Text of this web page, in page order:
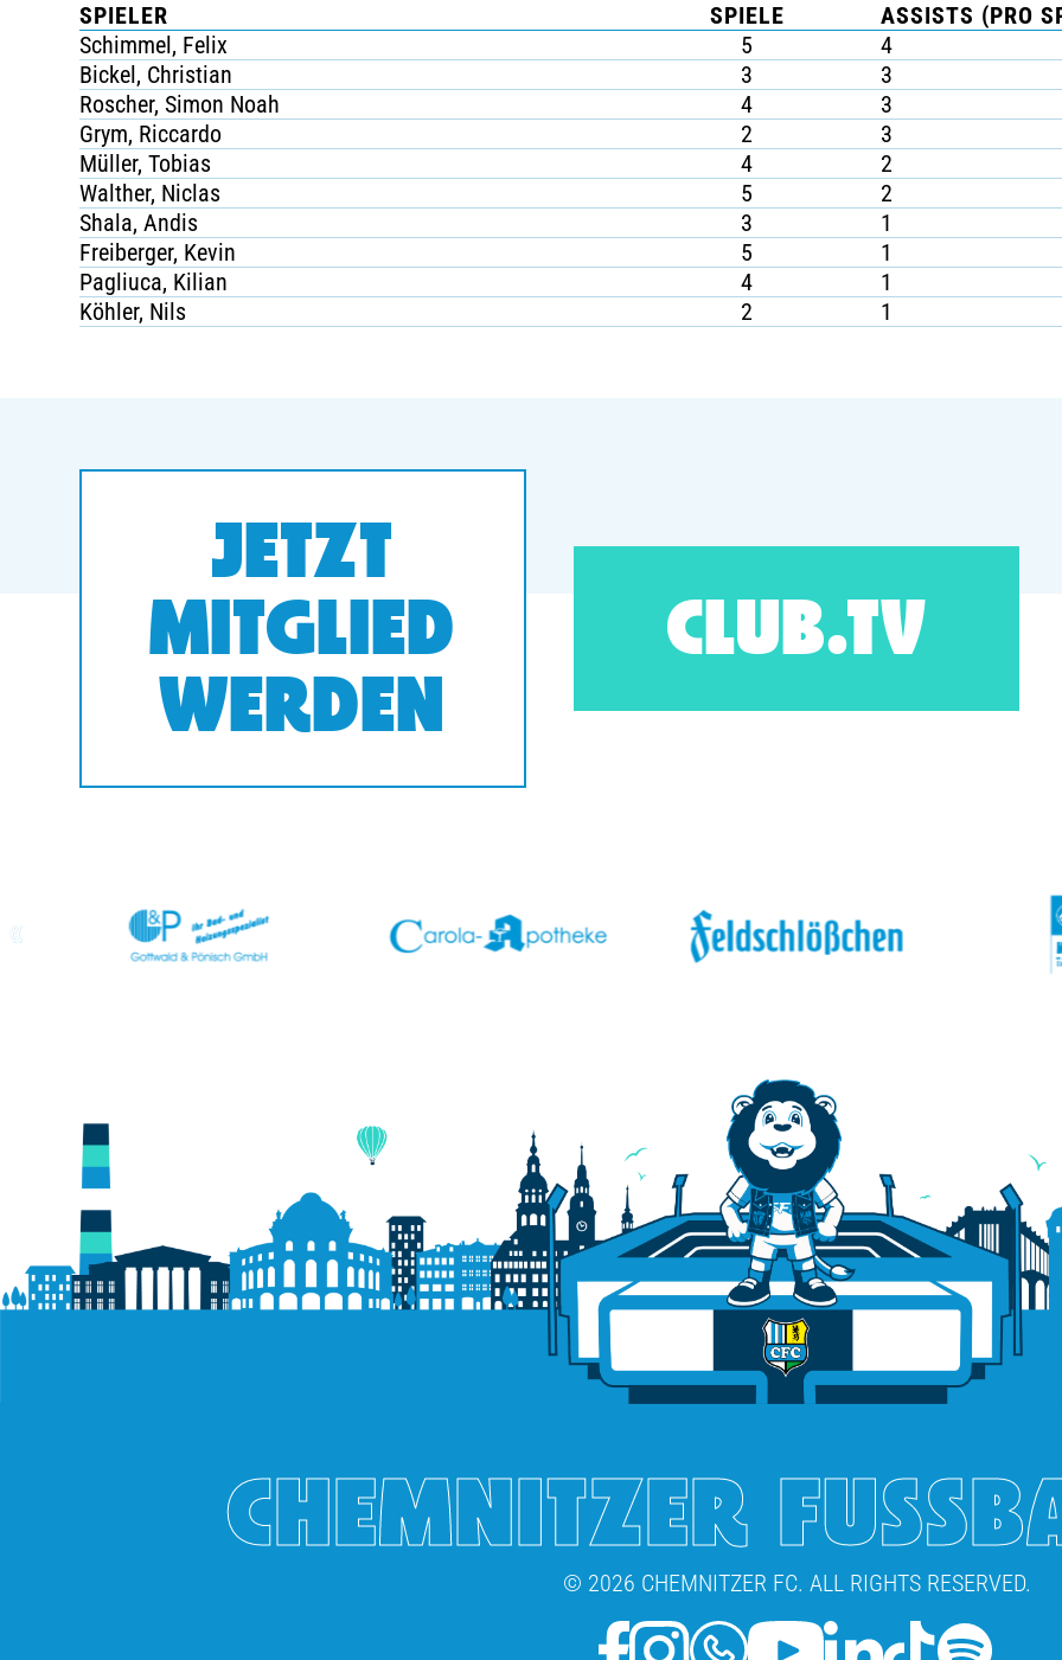
SPIELER SPIELE
ASSISTS (PRO
Schimmel, Felix
5
4
Bickel, Christian
3
3
Roscher, Simon Noah
4
3
Grym, Riccardo
2
3
Müller, Tobias
4
2
Walther, Niclas
5
2
Shala, Andis
3
1
Freiberger, Kevin
5
1
Pagliuca, Kilian
4
1
Köhler, Nils
2 1
JETZT
MITGLIED
WERDEN
CLUB.TV
prev
CHEMNITZER
© 2026 CHEMNITZER FC. ALL RIGHTS RESERVED.